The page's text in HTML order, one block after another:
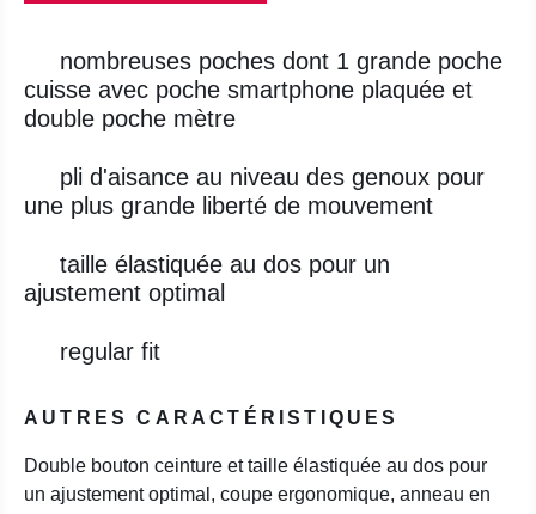
nombreuses poches dont 1 grande poche
cuisse avec poche smartphone plaquée et
double poche mètre
pli d'aisance au niveau des genoux pour
une plus grande liberté de mouvement
taille élastiquée au dos pour un
ajustement optimal
regular fit
AUTRES CARACTÉRISTIQUES
Double bouton ceinture et taille élastiquée au dos pour
un ajustement optimal, coupe ergonomique, anneau en